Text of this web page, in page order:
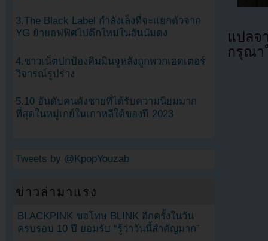
แปลจ
กรุณา
3.The Black Label กำลังเล็งที่จะแยกตัวจาก
YG ย้ายอฟฟิศไปตึกใหม่ในฮันนัมดง
4.ชาวเน็ตปกป้องคิมมินจูหลังถูกพวกเฮดเตอร์
วิจารณ์รูปร่าง
5.10 อันดับคนดังชายที่ได้รับความนิยมมาก
ที่สุดในหมู่เกย์ในเกาหลีใต้ของปี 2023
Tweets by @KpopYouzab
ข่าวล่ามาแรง
BLACKPINK ขอโทษ BLINK อีกครั้งในวัน
ครบรอบ 10 ปี ยอมรับ “รู้ว่าวันนี้สำคัญมาก”